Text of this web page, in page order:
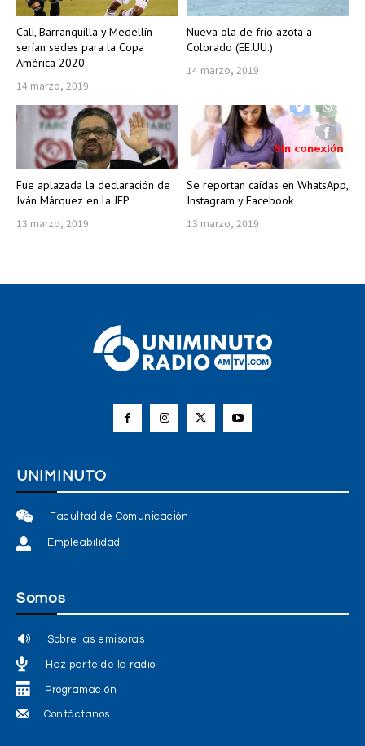
Cali, Barranquilla y Medellín
serían sedes para la Copa
América 2020
14 marzo, 2019
Nueva ola de frío azota a
Colorado (EE.UU.)
14 marzo, 2019
Fue aplazada la declaración de
Iván Márquez en la JEP
13 marzo, 2019
Se reportan caídas en WhatsApp,
Instagram y Facebook
13 marzo, 2019
UNIMINUTO
Facultad de Comunicación
Empleabilidad
Somos
Sobre las emisoras
Haz parte de la radio
Programación
Contáctanos